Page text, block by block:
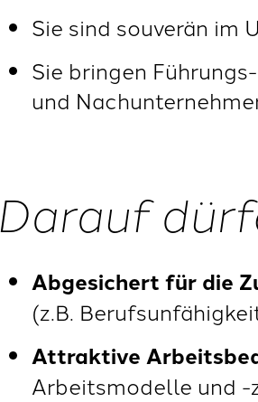
Sie sind souverän im
Sie bringen
und
Darauf
Abgesichert für die
(z.B.
Attraktive
Arbeitsmodelle und -